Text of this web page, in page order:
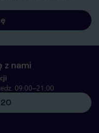
z nami
09:00–21:00